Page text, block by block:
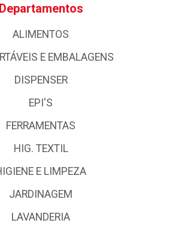
Departamentos
ALIMENTOS
E EMBALAGENS
DISPENSER
EPI'S
FERRAMENTAS
HIG. TEXTIL
E LIMPEZA
JARDINAGEM
LAVANDERIA